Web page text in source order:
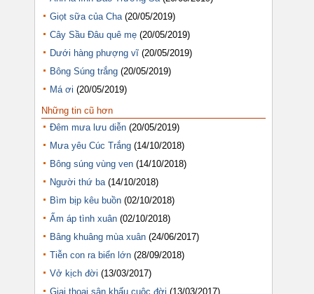
Giọt sữa của Cha (20/05/2019)
Cây Sầu Đâu quê mẹ (20/05/2019)
Dưới hàng phượng vĩ (20/05/2019)
Bông Súng trắng (20/05/2019)
Má ơi (20/05/2019)
Những tin cũ hơn
Đêm mưa lưu diễn (20/05/2019)
Mưa yêu Cúc Trắng (14/10/2018)
Bông súng vùng ven (14/10/2018)
Người thứ ba (14/10/2018)
Bìm bịp kêu buồn (02/10/2018)
Ấm áp tình xuân (02/10/2018)
Bâng khuâng mùa xuân (24/06/2017)
Tiễn con ra biển lớn (28/09/2018)
Vở kịch đời (13/03/2017)
Giai thoại sân khấu cuộc đời (13/03/2017)